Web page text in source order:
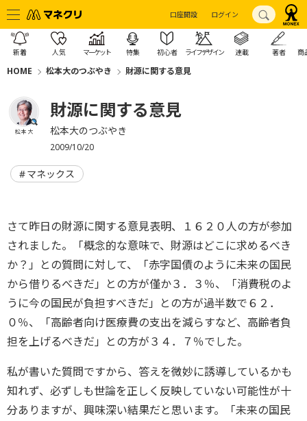
口座開設 ログイン
新着 人気 マーケット 特集 初心者 ライフデザイン 連載 著者 商
HOME 松本大のつぶやき 財源に関する意見
松本 大
財源に関する意見
松本大のつぶやき
2009/10/20
マネックス
さて昨日の財源に関する意見表明、１６２０人の方が参加
されました。「概念的な意味で、財源はどこに求めるべき
か？」との質問に対して、「赤字国債のように未来の国民
から借りるべきだ」との方が僅か３．３％、「消費税のよ
うに今の国民が負担すべきだ」との方が過半数で６２．
０％、「高齢者向け医療費の支出を減らすなど、高齢者負
担を上げるべきだ」との方が３４．７％でした。
私が書いた質問ですから、答えを微妙に誘導しているかも
知れず、必ずしも世論を正しく反映していない可能性が十
分ありますが、興味深い結果だと思います。「未来の国民